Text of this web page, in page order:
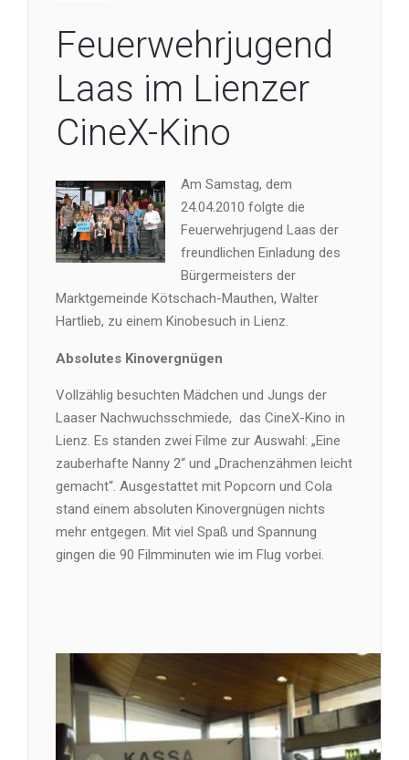
Feuerwehrjugend
Laas im Lienzer
CineX-Kino
Am Samstag, dem
24.04.2010 folgte die
Feuerwehrjugend Laas der
freundlichen Einladung des
Bürgermeisters der
Marktgemeinde Kötschach-Mauthen, Walter
Hartlieb, zu einem Kinobesuch in Lienz.
Absolutes Kinovergnügen
Vollzählig besuchten Mädchen und Jungs der
Laaser Nachwuchsschmiede, das CineX-Kino in
Lienz. Es standen zwei Filme zur Auswahl: „Eine
zauberhafte Nanny 2“ und „Drachenzähmen leicht
gemacht“. Ausgestattet mit Popcorn und Cola
stand einem absoluten Kinovergnügen nichts
mehr entgegen. Mit viel Spaß und Spannung
gingen die 90 Filmminuten wie im Flug vorbei.